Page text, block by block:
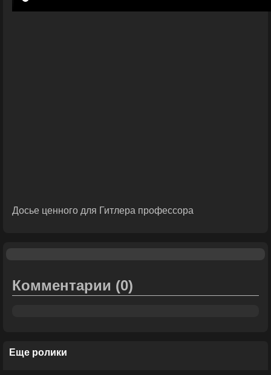
Досье ценного для Гитлера профессора
Комментарии (0)
Еще ролики